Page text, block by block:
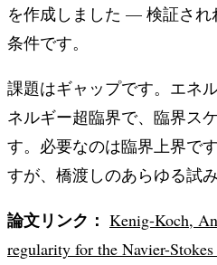
を作成しました — 検証され
条件です。
課題はギャップです。エネ
ネルギー超臨界で、臨界ス
す。必要なのは臨界上界で
すが、橋渡しのあらゆる試
論文リンク： Kenig-Koch,
regularity for the Navier-